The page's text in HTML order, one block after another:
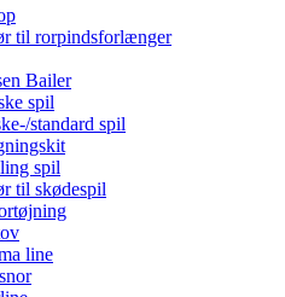
til rorpindsforlænger
Bailer
spil
standard spil
spil
til skødespil
line